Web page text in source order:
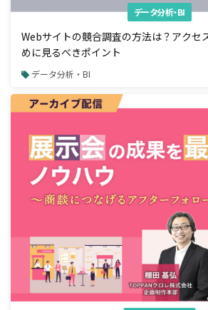
データ分析・BI
Webサイトの競合調査の方法は？アクセ
めに見るべきポイント
データ分析・BI